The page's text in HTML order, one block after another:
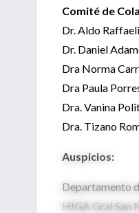
Comité de
Dr. Aldo Raffaeli
Dr. Daniel
Dra Norma
Dra Paula
Dra. Vanina
Dra. Tizano
Auspicios:
Departamento
HIGA Gral San